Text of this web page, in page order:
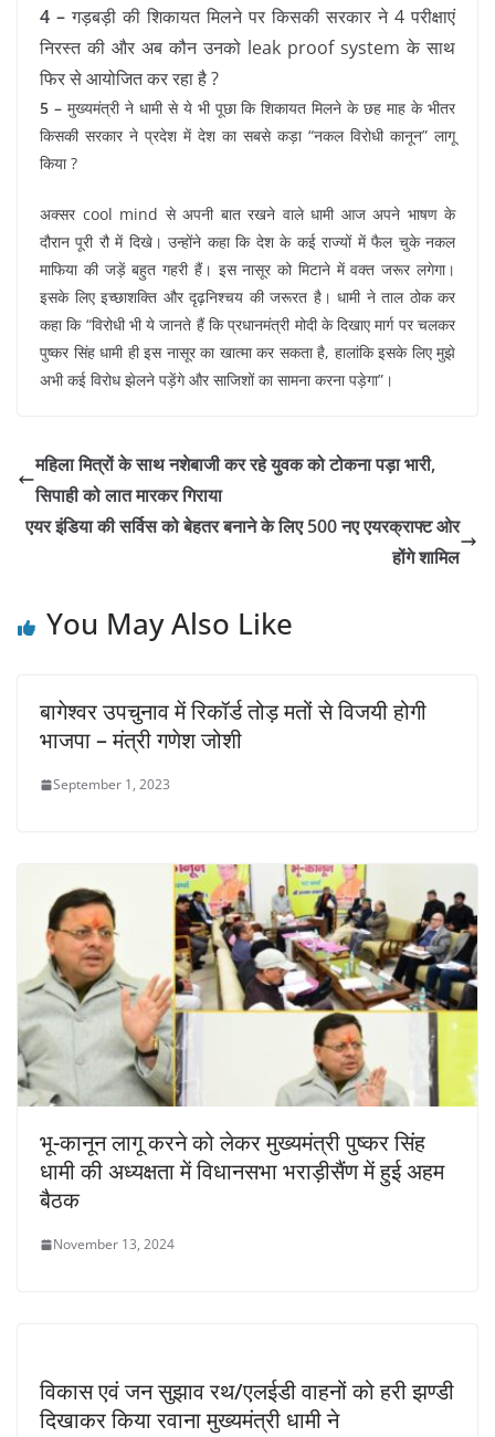
4 – गड़बड़ी की शिकायत मिलने पर किसकी सरकार ने 4 परीक्षाएं
निरस्त की और अब कौन उनको leak proof system के साथ
फिर से आयोजित कर रहा है ?
5 –मुख्यमंत्री ने धामी से ये भी पूछा कि शिकायत मिलने के छह माह के भीतर
किसकी सरकार ने प्रदेश में देश का सबसे कड़ा “नकल विरोधी कानून” लागू
किया ?
अक्सर cool mind से अपनी बात रखने वाले धामी आज अपने भाषण के
दौरान पूरी रौ में दिखे। उन्होंने कहा कि देश के कई राज्यों में फैल चुके नकल
माफिया की जड़ें बहुत गहरी हैं। इस नासूर को मिटाने में वक्त जरूर लगेगा।
इसके लिए इच्छाशक्ति और दृढ़निश्चय की जरूरत है। धामी ने ताल ठोक कर
कहा कि “विरोधी भी ये जानते हैं कि प्रधानमंत्री मोदी के दिखाए मार्ग पर चलकर
पुष्कर सिंह धामी ही इस नासूर का खात्मा कर सकता है, हालांकि इसके लिए मुझे
अभी कई विरोध झेलने पड़ेंगे और साजिशों का सामना करना पड़ेगा”।
महिला मित्रों के साथ नशेबाजी कर रहे युवक को टोकना पड़ा भारी,
सिपाही को लात मारकर गिराया
एयर इंडिया की सर्विस को बेहतर बनाने के लिए 500 नए एयरक्राफ्ट ओर
होंगे शामिल
You May Also Like
बागेश्वर उपचुनाव में रिकॉर्ड तोड़ मतों से विजयी होगी
भाजपा – मंत्री गणेश जोशी
September 1, 2023
भू-कानून लागू करने को लेकर मुख्यमंत्री पुष्कर सिंह
धामी की अध्यक्षता में विधानसभा भराड़ीसैंण में हुई अहम
बैठक
November 13, 2024
विकास एवं जन सुझाव रथ/एलईडी वाहनों को हरी झण्डी
दिखाकर किया रवाना मुख्यमंत्री धामी ने